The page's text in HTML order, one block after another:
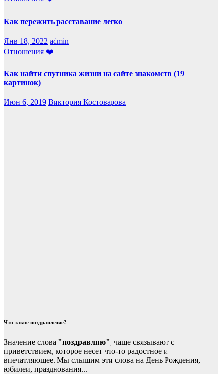
Как пережить расставание легко
Янв 18, 2022 admin
Отношения ❤️
Как найти спутника жизни на сайте знакомств (19
картинок)
Июн 6, 2019 Виктория Костоварова
Что такое поздравление?
Значение слова "поздравляю", чаще связывают с
приветствием, которое несет что-то радостное и
впечатляющее. Мы слышим эти слова на День Рождения,
юбилеи, празднования...